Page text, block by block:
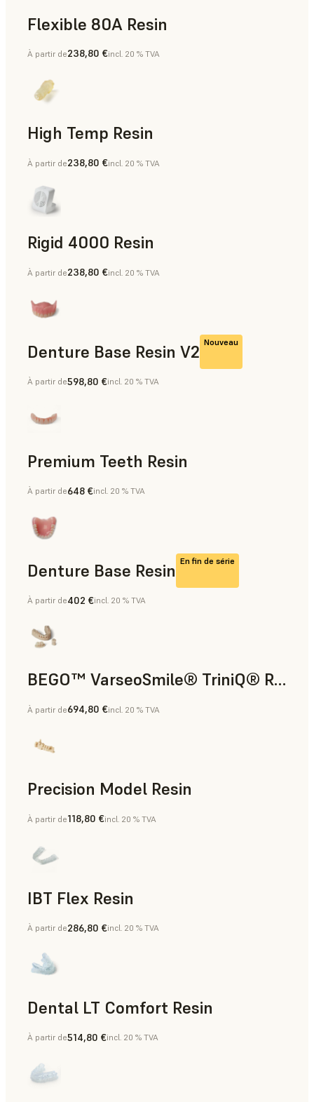
Flexible 80A Resin
Prototypage rapide
À partir de238,80 €incl. 20 % TVA
High Temp Resin
Outillage rapide, Pièces finales, Prototypage rapide
À partir de238,80 €incl. 20 % TVA
Rigid 4000 Resin
Pièces finales, Prototypage rapide
À partir de238,80 €incl. 20 % TVA
Denture Base Resin V2 Nouveau
Dentaire
À partir de598,80 €incl. 20 % TVA
Premium Teeth Resin
Dentaire
À partir de648 €incl. 20 % TVA
Denture Base Resin En fin de série
Dentaire
À partir de402 €incl. 20 % TVA
BEGO™ VarseoSmile® TriniQ® Resin
Dentaire
À partir de694,80 €incl. 20 % TVA
Precision Model Resin
Dentaire
À partir de118,80 €incl. 20 % TVA
IBT Flex Resin
Dentaire
À partir de286,80 €incl. 20 % TVA
Dental LT Comfort Resin
Dentaire
À partir de514,80 €incl. 20 % TVA